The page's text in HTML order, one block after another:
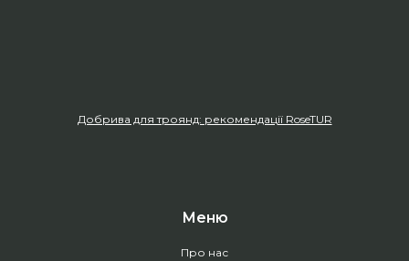
Добрива для троянд: рекомендації RoseTUR
Меню
Про нас